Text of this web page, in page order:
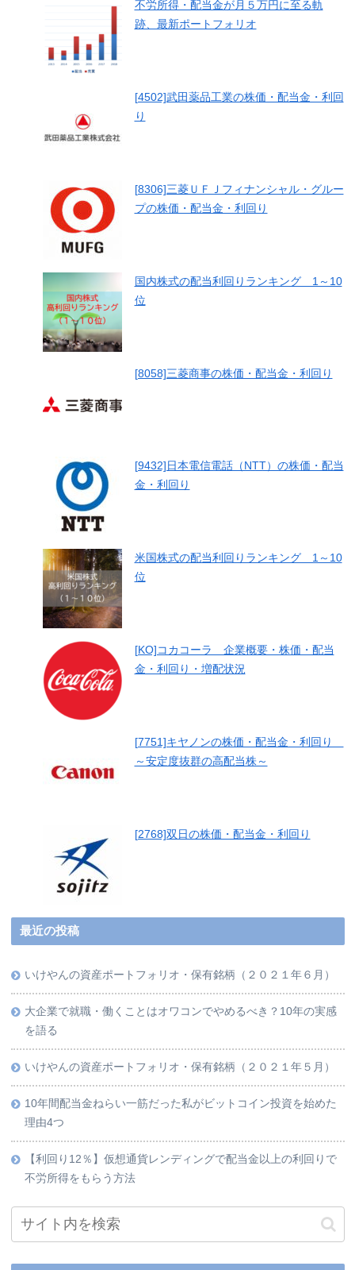
不労所得・配当金が月５万円に至る軌
跡、最新ポートフォリオ
[4502]武田薬品工業の株価・配当金・利回
り
[8306]三菱ＵＦＪフィナンシャル・グルー
プの株価・配当金・利回り
国内株式の配当利回りランキング 1～10
位
[8058]三菱商事の株価・配当金・利回り
[9432]日本電信電話（NTT）の株価・配当
金・利回り
米国株式の配当利回りランキング 1～10
位
[KO]コカコーラ 企業概要・株価・配当
金・利回り・増配状況
[7751]キヤノンの株価・配当金・利回り
～安定度抜群の高配当株～
[2768]双日の株価・配当金・利回り
最近の投稿
いけやんの資産ポートフォリオ・保有銘柄（２０２１年６月）
大企業で就職・働くことはオワコンでやめるべき？10年の実感
を語る
いけやんの資産ポートフォリオ・保有銘柄（２０２１年５月）
10年間配当金ねらい一筋だった私がビットコイン投資を始めた
理由4つ
【利回り12％】仮想通貨レンディングで配当金以上の利回りで
不労所得をもらう方法